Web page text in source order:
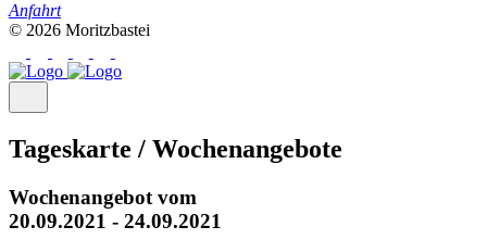
Anfahrt
© 2026 Moritzbastei
Tageskarte / Wochenangebote
Wochenangebot vom
20.09.2021 - 24.09.2021